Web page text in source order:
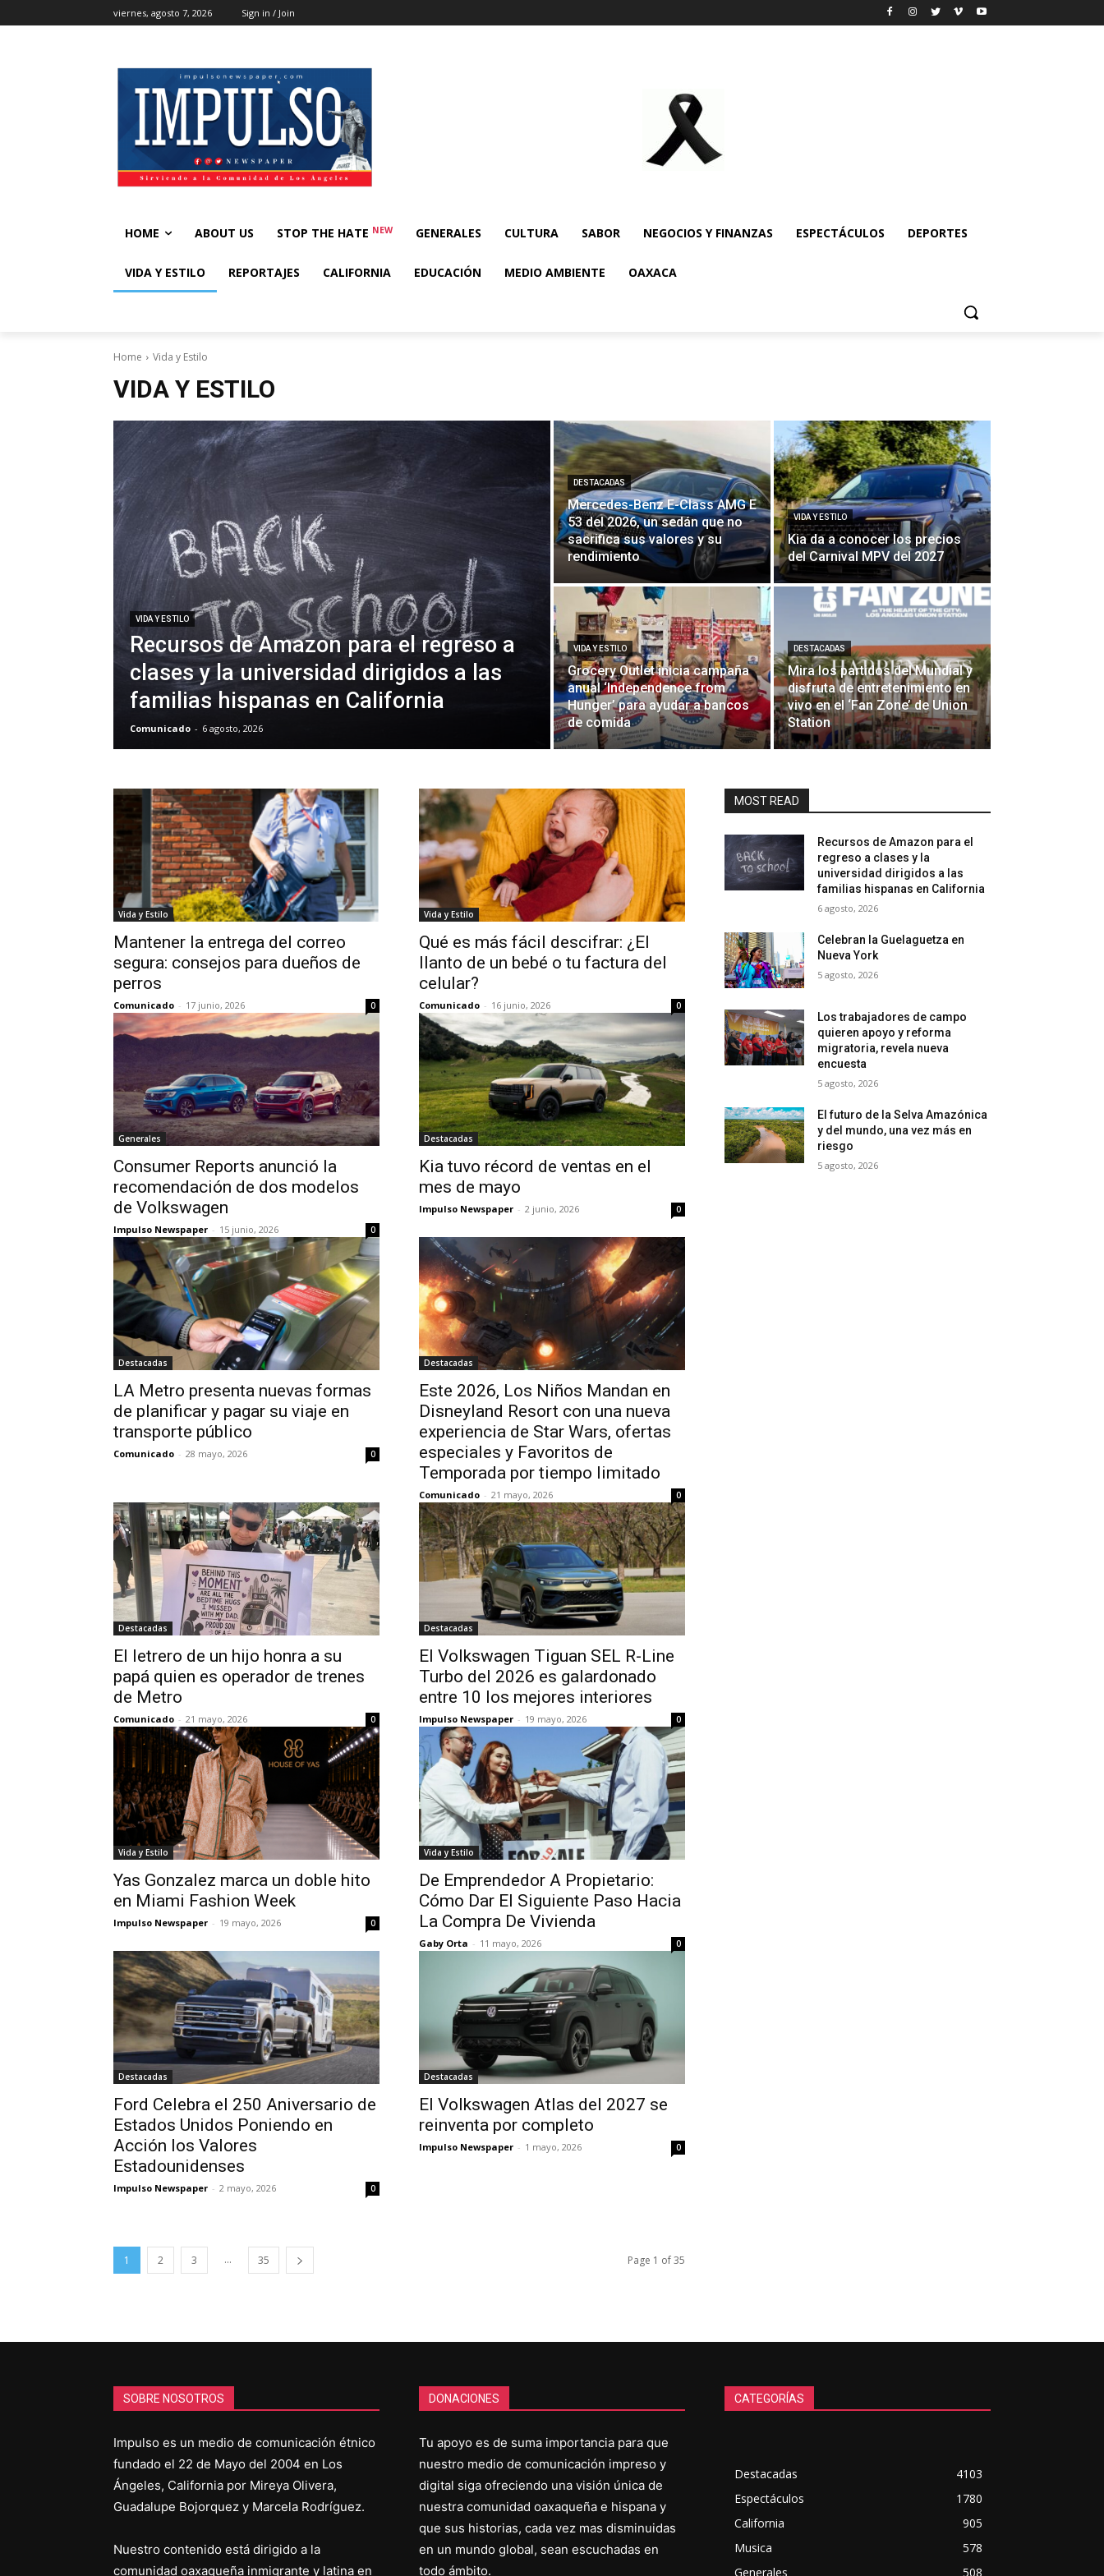
viernes, agosto 7, 2026 Sign in / Join
HOME ABOUT US STOP THE HATE NEW GENERALES CULTURA SABOR NEGOCIOS Y FINANZAS ESPECTÁCULOS DEPORTES
VIDA Y ESTILO REPORTAJES CALIFORNIA EDUCACIÓN MEDIO AMBIENTE OAXACA
Home Vida y Estilo
VIDA Y ESTILO
VIDA Y ESTILO
Recursos de Amazon para el regreso a
clases y la universidad dirigidos a las
familias hispanas en California
Comunicado - 6 agosto, 2026
DESTACADAS
Mercedes-Benz E-Class AMG E
53 del 2026, un sedán que no
sacrifica sus valores y su
rendimiento
VIDA Y ESTILO
Kia da a conocer los precios
del Carnival MPV del 2027
VIDA Y ESTILO
Grocery Outlet inicia campaña
anual ‘Independence from
Hunger’ para ayudar a bancos
de comida
DESTACADAS
Mira los partidos del Mundial y
disfruta de entretenimiento en
vivo en el ‘Fan Zone’ de Union
Station
Vida y Estilo
Mantener la entrega del correo
segura: consejos para dueños de
perros
Comunicado - 17 junio, 2026 0
Vida y Estilo
Qué es más fácil descifrar: ¿El
llanto de un bebé o tu factura del
celular?
Comunicado - 16 junio, 2026 0
Generales
Consumer Reports anunció la
recomendación de dos modelos
de Volkswagen
Impulso Newspaper - 15 junio, 2026 0
Destacadas
Kia tuvo récord de ventas en el
mes de mayo
Impulso Newspaper - 2 junio, 2026 0
Destacadas
LA Metro presenta nuevas formas
de planificar y pagar su viaje en
transporte público
Comunicado - 28 mayo, 2026 0
Destacadas
Este 2026, Los Niños Mandan en
Disneyland Resort con una nueva
experiencia de Star Wars, ofertas
especiales y Favoritos de
Temporada por tiempo limitado
Comunicado - 21 mayo, 2026 0
Destacadas
El letrero de un hijo honra a su
papá quien es operador de trenes
de Metro
Comunicado - 21 mayo, 2026 0
Destacadas
El Volkswagen Tiguan SEL R-Line
Turbo del 2026 es galardonado
entre 10 los mejores interiores
Impulso Newspaper - 19 mayo, 2026 0
Vida y Estilo
Yas Gonzalez marca un doble hito
en Miami Fashion Week
Impulso Newspaper - 19 mayo, 2026 0
Vida y Estilo
De Emprendedor A Propietario:
Cómo Dar El Siguiente Paso Hacia
La Compra De Vivienda
Gaby Orta - 11 mayo, 2026 0
Destacadas
Ford Celebra el 250 Aniversario de
Estados Unidos Poniendo en
Acción los Valores
Estadounidenses
Impulso Newspaper - 2 mayo, 2026 0
Destacadas
El Volkswagen Atlas del 2027 se
reinventa por completo
Impulso Newspaper - 1 mayo, 2026 0
1 2 3 ... 35 Page 1 of 35
MOST READ
Recursos de Amazon para el
regreso a clases y la
universidad dirigidos a las
familias hispanas en California
6 agosto, 2026
Celebran la Guelaguetza en
Nueva York
5 agosto, 2026
Los trabajadores de campo
quieren apoyo y reforma
migratoria, revela nueva
encuesta
5 agosto, 2026
El futuro de la Selva Amazónica
y del mundo, una vez más en
riesgo
5 agosto, 2026
SOBRE NOSOTROS
Impulso es un medio de comunicación étnico
fundado el 22 de Mayo del 2004 en Los
Ángeles, California por Mireya Olivera,
Guadalupe Bojorquez y Marcela Rodríguez.
Nuestro contenido está dirigido a la
comunidad oaxaqueña inmigrante y latina en
DONACIONES
Tu apoyo es de suma importancia para que
nuestro medio de comunicación impreso y
digital siga ofreciendo una visión única de
nuestra comunidad oaxaqueña e hispana y
que sus historias, cada vez mas disminuidas
en un mundo global, sean escuchadas en
todo ámbito.
CATEGORÍAS
Destacadas
4103
Espectáculos
1780
California
905
Musica
578
Generales
508